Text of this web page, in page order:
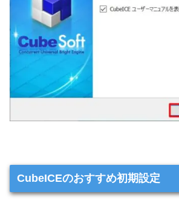
CubeICEのおすすめ初期設定